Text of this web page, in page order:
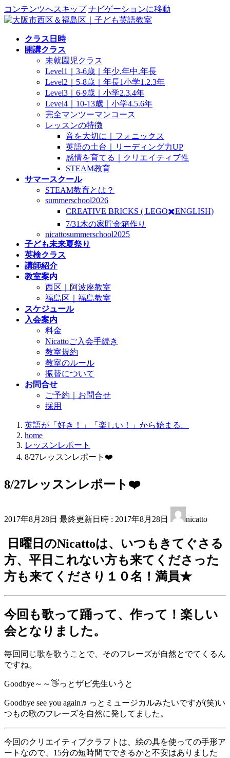
コンテンツへスキップ ナビゲーションに移動
クラス日時
開講クラス
未就園児クラス
Level1｜3-6歳｜年少.年中.年長
Level2｜5-8歳｜年長1小学1.2.3年
Level3｜6-9歳｜小学2.3.4年
Level4｜10-13歳｜小学4.5.6年
完全マンツーマンコース
レッスンの特徴
音を大切に｜フォニックス
英語の土台｜リーディング力UP
感情を育てる｜クリエイティブ性
STEAM教育
サマースクール
STEAM教育とは？
summerschool2026
CREATIVE BRICKS ( LEGO✖️ENGLISH)
7/31木の家貯金箱作り
nicattosummerschool2025
子ども未来夏祭り
英検クラス
講師紹介
教室案内
西区｜阿波座教室
福島区｜福島教室
スケジュール
入会案内
料金
Nicattoご入会手続き
教室規約
教室のルール
振替について
お問合せ
ご予約｜お問合せ
採用
英語が「好き！」「楽しい！」から始まる。
home
レッスンレポート
8/27レッスンレポート❤️
8/27レッスンレポート❤️
2017年8月28日 最終更新日時 : 2017年8月28日 nicatto
日曜日のNicattoは、いつもきてぐさる
方、平日これない方も来てくださった
方も来てくださり１０名！満員★
今回も歌って踊って、作って！楽しい
会となりました。
毎回同じ歌を歌うことで、そのフレーズが自然とでてくるん
ですね。
Goodbye～～ 👋っとザビ先生いうと
Goodbye see you again♬っとミュージカルみたいですが(笑)い
つもの歌のフレーズを自然に発してました。
今回のクリエイティブクラフトは、絵の具を使っての手形ア
ートなので、 15分の短時間でできるかと不安はありました